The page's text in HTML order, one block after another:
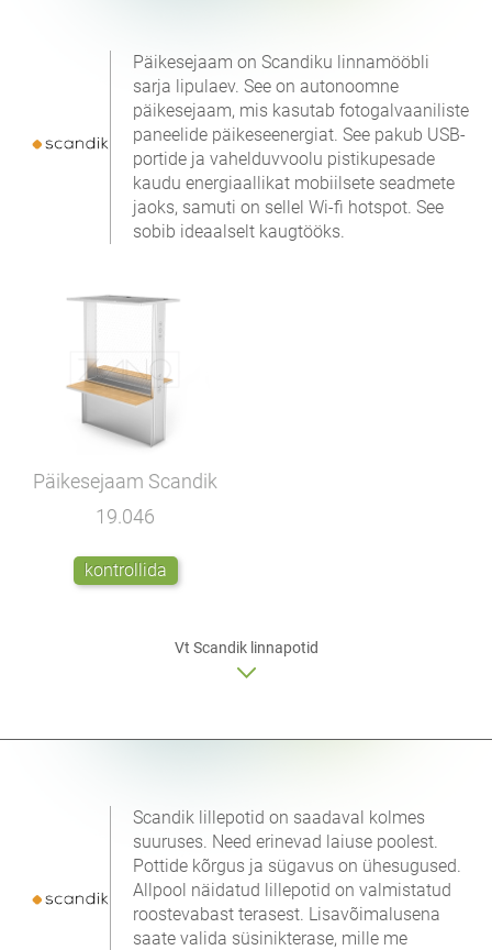
Päikesejaam on Scandiku linnamööbli
sarja lipulaev. See on autonoomne
päikesejaam, mis kasutab fotogalvaaniliste
paneelide päikeseenergiat. See pakub USB-
portide ja vahelduvvoolu pistikupesade
kaudu energiaallikat mobiilsete seadmete
jaoks, samuti on sellel Wi-fi hotspot. See
sobib ideaalselt kaugtööks.
Päikesejaam Scandik
19.046
kontrollida
Vt Scandik linnapotid
Scandik lillepotid on saadaval kolmes
suuruses. Need erinevad laiuse poolest.
Pottide kõrgus ja sügavus on ühesugused.
Allpool näidatud lillepotid on valmistatud
roostevabast terasest. Lisavõimalusena
saate valida süsinikterase, mille me